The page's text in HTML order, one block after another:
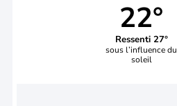
22°
Ressenti 27°
sous l’influence du
soleil